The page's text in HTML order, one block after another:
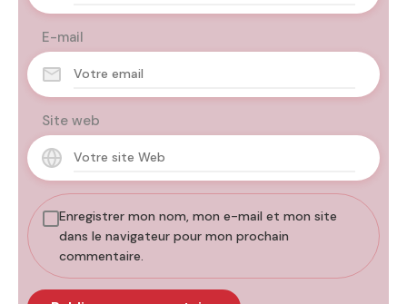
E-mail
Site web
Enregistrer mon nom, mon e-mail et mon site
dans le navigateur pour mon prochain
commentaire.